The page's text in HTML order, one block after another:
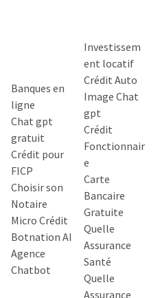
Banques en
ligne
Chat gpt
gratuit
Crédit pour
FICP
Choisir son
Notaire
Micro Crédit
Botnation AI
Agence
Chatbot
Investissem
ent locatif
Crédit Auto
Image Chat
gpt
Crédit
Fonctionnair
e
Carte
Bancaire
Gratuite
Quelle
Assurance
Santé
Quelle
Assurance